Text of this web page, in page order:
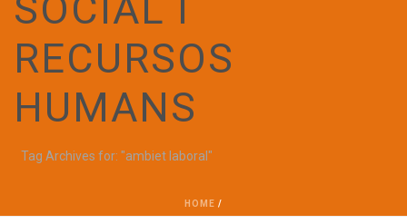
RECURSOS
HUMANS
Tag Archives for: "ambiet laboral"
HOME /